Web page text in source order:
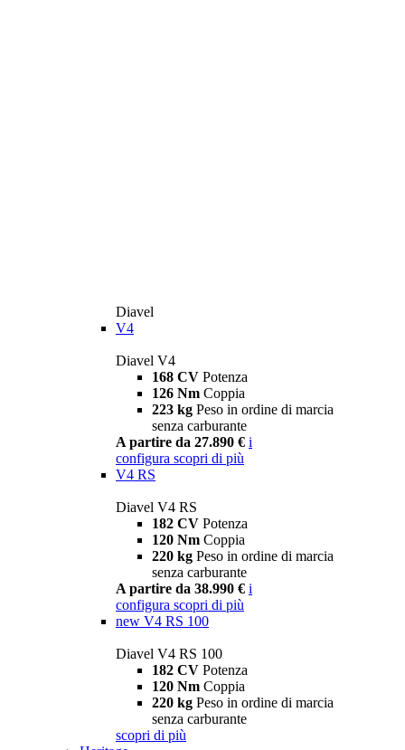
Diavel
V4
Diavel V4
168 CV Potenza
126 Nm Coppia
223 kg Peso in ordine di marcia
senza carburante
A partire da 27.890 € i
configura scopri di più
V4 RS
Diavel V4 RS
182 CV Potenza
120 Nm Coppia
220 kg Peso in ordine di marcia
senza carburante
A partire da 38.990 € i
configura scopri di più
new V4 RS 100
Diavel V4 RS 100
182 CV Potenza
120 Nm Coppia
220 kg Peso in ordine di marcia
senza carburante
scopri di più